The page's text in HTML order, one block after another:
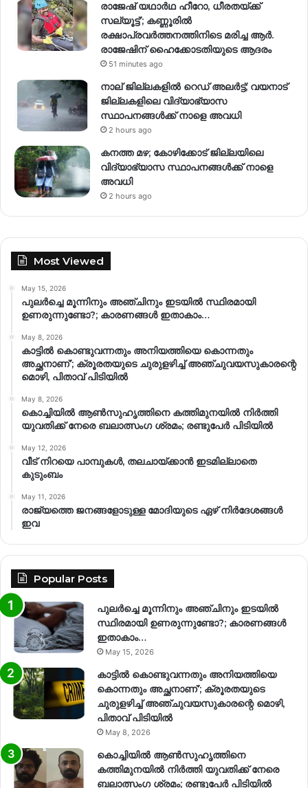
രാജേഷ് യഥാര്‍ഥ ഹീറോ, ധീരതയ്ക്ക്
സല്യൂട്ട്’; കണ്ണൂരിൽ
രക്ഷാപ്രവര്‍ത്തനത്തിനിടെ മരിച്ച ആര്‍.
രാജേഷിന് ഹൈക്കോടതിയുടെ ആദരം
51 minutes ago
നാല് ജില്ലകളിൽ റെഡ് അലർട്ട്; വയനാട്
ജില്ലകളിലെ വിദ്യാഭ്യാസ
സ്ഥാപനങ്ങൾക്ക് നാളെ അവധി
2 hours ago
കനത്ത മഴ; കോഴിക്കോട് ജില്ലയിലെ
വിദ്യാഭ്യാസ സ്ഥാപനങ്ങൾക്ക് നാളെ
അവധി
2 hours ago
Most Viewed
May 15, 2026
പുലർച്ചെ മൂന്നിനും അഞ്ചിനും ഇടയിൽ സ്ഥിരമായി
ഉണരുന്നുണ്ടോ?; കാരണങ്ങള്‍ ഇതാകാം…
May 8, 2026
കാട്ടിൽ കൊണ്ടുവന്നതും അനിയത്തിയെ കൊന്നതും
അച്ഛനാണ്’; ക്രൂരതയുടെ ചുരുളഴിച്ച് അഞ്ചുവയസുകാരന്റെ
മൊഴി, പിതാവ് പിടിയിൽ
May 8, 2026
കൊച്ചിയിൽ ആൺസുഹൃത്തിനെ കത്തിമുനയിൽ നിർത്തി
യുവതിക്ക് നേരെ ബലാത്സംഗ​ ശ്രമം; രണ്ടുപേർ പിടിയിൽ
May 12, 2026
വീട് നിറയെ പാമ്പുകൾ, തലചായ്ക്കാൻ ഇടമില്ലാതെ
കുടുംബം
May 11, 2026
രാജ്യത്തെ ജനങ്ങളോടുള്ള മോദിയുടെ ഏഴ് നിര്‍ദേശങ്ങള്‍
ഇവ
Popular Posts
പുലർച്ചെ മൂന്നിനും അഞ്ചിനും ഇടയിൽ
സ്ഥിരമായി ഉണരുന്നുണ്ടോ?; കാരണങ്ങള്‍
ഇതാകാം…
May 15, 2026
കാട്ടിൽ കൊണ്ടുവന്നതും അനിയത്തിയെ
കൊന്നതും അച്ഛനാണ്’; ക്രൂരതയുടെ
ചുരുളഴിച്ച് അഞ്ചുവയസുകാരന്റെ മൊഴി,
പിതാവ് പിടിയിൽ
May 8, 2026
കൊച്ചിയിൽ ആൺസുഹൃത്തിനെ
കത്തിമുനയിൽ നിർത്തി യുവതിക്ക് നേരെ
ബലാത്സംഗ​ ശ്രമം; രണ്ടുപേർ പിടിയിൽ